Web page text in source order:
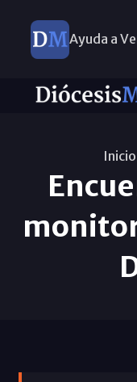
Ayuda a